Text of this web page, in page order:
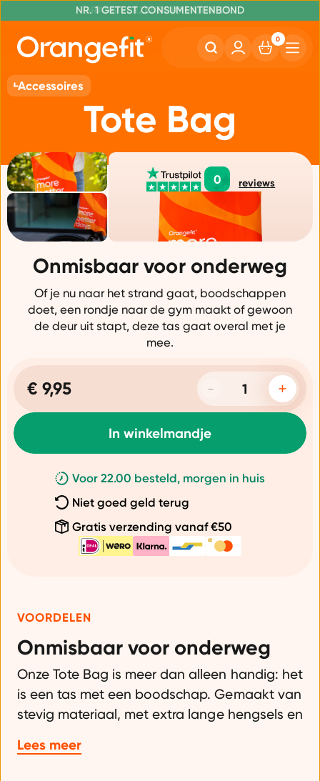
NR. 1 GETEST CONSUMENTENBOND
VOOR 20:00 UUR BESTELD, MORGEN IN HUIS
GRATIS VERZENDING VANAF €50
0
Accessoires
Tote Bag
0 reviews
Onmisbaar voor onderweg
Of je nu naar het strand gaat, boodschappen
doet, een rondje naar de gym maakt of gewoon
de deur uit stapt, deze tas gaat overal met je
mee.
€ 9,95
In winkelmandje
Voor 22.00 besteld, morgen in huis
Niet goed geld terug
Gratis verzending vanaf €50
VOORDELEN
Onmisbaar voor onderweg
Onze Tote Bag is meer dan alleen handig: het
is een tas met een boodschap. Gemaakt van
stevig materiaal, met extra lange hengsels en
kleren. En natuurlijk met onze positieve
Lees meer